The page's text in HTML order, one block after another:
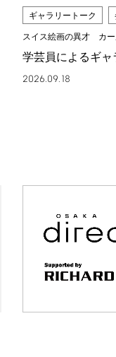
ギャラリートーク
スイス絵画の異才 カ
学芸員によるギャ
2026.09.18